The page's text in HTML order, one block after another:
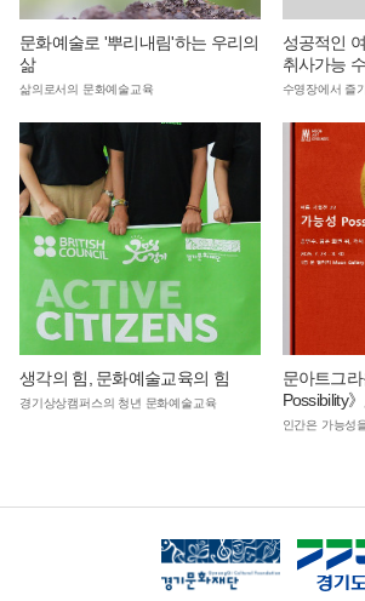
문화예술로 '뿌리내림'하는 우리의
삶
삶의로서의 문화예술교육
성공적인
취사가능
수영장에서 즐
생각의 힘, 문화예술교육의 힘
경기상상캠퍼스의 청년 문화예술교육
문아트그
Possibility
인간은 가능성